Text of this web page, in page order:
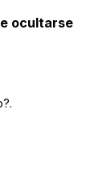
ocultarse